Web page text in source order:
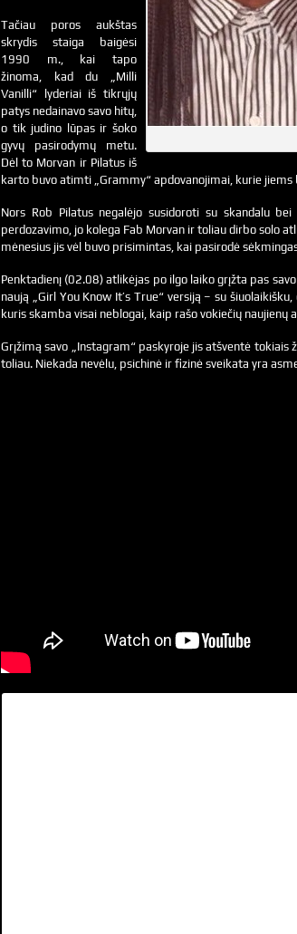
Tačiau poros aukštas
skrydis staiga baigėsi
1990 m., kai tapo
žinoma, kad du „Milli
Vanilli“ lyderiai iš tikrųjų
patys nedainavo savo hitų,
o tik judino lūpas ir šoko
gyvų pasirodymų metu.
Dėl to Morvan ir Pilatus iš
karto buvo atimti „Grammy“ apdovanojimai, kurie
Nors Rob Pilatus negalėjo susidoroti su skandalu
perdozavimo, jo kolega Fab Morvan ir toliau dirbo solo
mėnesius jis vėl buvo prisimintas, kai pasirodė
Penktadienį (02.08) atlikėjas po ilgo laiko grįžta pas
naują „Girl You Know It’s True“ versiją – su
kuris skamba visai neblogai, kaip rašo vokiečių naujienų
Grįžimą savo „Instagram“ paskyroje jis atšventė
toliau. Niekada nevėlu, psichinė ir fizinė sveikata yra